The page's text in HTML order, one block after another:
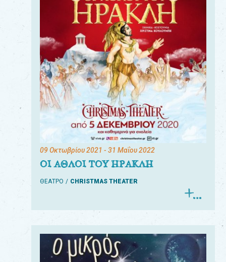
09 Οκτωβρίου 2021 - 31 Μαΐου 2022
ΟΙ ΑΘΛΟΙ ΤΟΥ ΗΡΑΚΛΗ
ΘΕΑΤΡΟ CHRISTMAS THEATER